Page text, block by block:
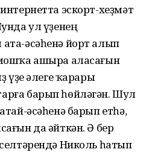
эскорт-хеҙмәт
ул үҙенең
әсәһенә йорт алып
ашыра аласағын
үҙе әлеге ҡарары
барып һөйләгән. Шул
әсәһенә барып етһә,
да әйткән. Ә бер
Николь һатып